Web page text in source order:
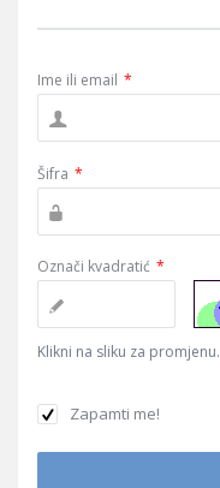
Ime ili email *
Šifra *
Označi kvadratić *
Klikni na sliku za promjenu.
Zapamti me!